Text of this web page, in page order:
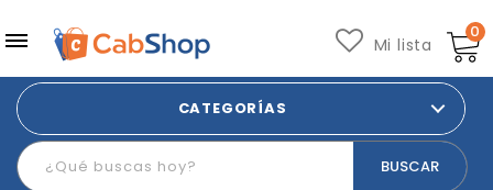
0
Mi lista
CATEGORÍAS